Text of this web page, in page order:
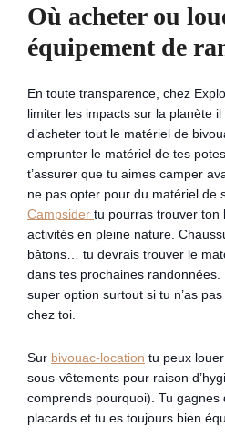
Où acheter ou
équipement de
En toute transparence, chez
limiter les impacts sur la planète il
d’acheter tout le matériel de
emprunter le matériel de tes
t’assurer que tu aimes camper
ne pas opter pour du matériel de
Campsider tu pourras trouver ton
activités en pleine nature.
bâtons… tu devrais trouver le
dans tes prochaines
super option surtout si tu n’as
chez toi.
Sur bivouac-location tu peux
sous-vêtements pour raison
comprends pourquoi). Tu gagnes
placards et tu es toujours bien